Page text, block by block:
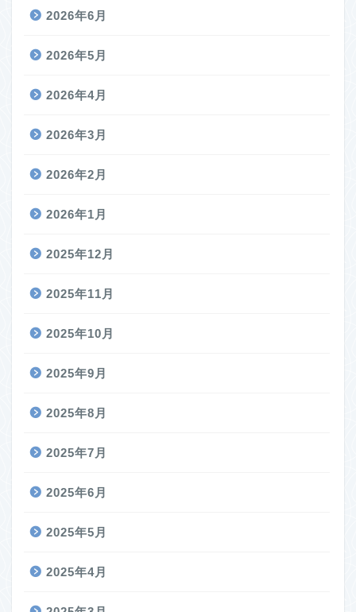
2026年6月
2026年5月
2026年4月
2026年3月
2026年2月
2026年1月
2025年12月
2025年11月
2025年10月
2025年9月
2025年8月
2025年7月
2025年6月
2025年5月
2025年4月